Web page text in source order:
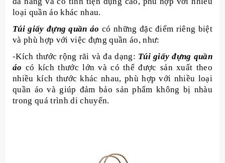
loại quần áo khác nhau.
Túi giấy đựng quần áo có những đặc điểm riêng biệt
và phù hợp với việc đựng quần áo, như:
-Kích thước rộng rãi và đa dạng: Túi giấy đựng quần
áo có kích thước lớn và có thể được sản xuất theo
nhiều kích thước khác nhau, phù hợp với nhiều loại
quần áo và giúp đảm bảo sản phẩm không bị nhàu
trong quá trình di chuyển.